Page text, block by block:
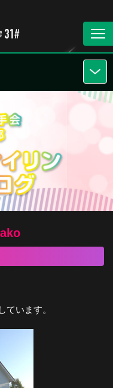
ています。